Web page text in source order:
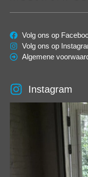
Volg ons op
Volg ons op
Algemene
Instagram